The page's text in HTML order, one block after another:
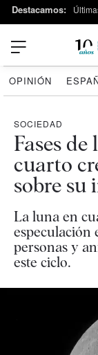
Destacamos:
OPINIÓN
SOCIEDAD
Fases
cuarto
sobre su
La luna en
especulación
personas y
este ciclo.